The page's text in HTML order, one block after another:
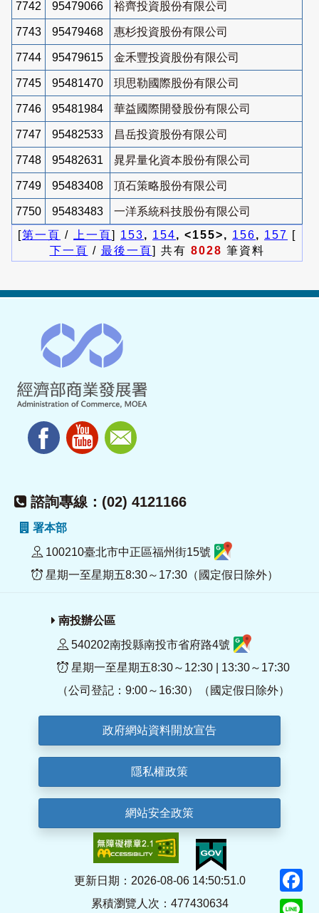
7742 95479066 裕齊投資股份有限公司
7743 95479468 惠杉投資股份有限公司
7744 95479615 金禾豐投資股份有限公司
7745 95481470 珼思勒國際股份有限公司
7746 95481984 華益國際開發股份有限公司
7747 95482533 昌岳投資股份有限公司
7748 95482631 晁昇量化資本股份有限公司
7749 95483408 頂石策略股份有限公司
7750 95483483
一洋系統科技股份有限公司
[第一頁 / 上一頁] 153, 154, <155>, 156, 157 [
下一頁 / 最後一頁] 共有 8028 筆資料
諮詢專線：(02) 4121166
署本部
100210臺北市中正區福州街15號
星期一至星期五8:30～17:30（國定假日除外）
南投辦公區
540202南投縣南投市省府路4號
星期一至星期五8:30～12:30 | 13:30～17:30
（公司登記：9:00～16:30）（國定假日除外）
政府網站資料開放宣告
隱私權政策
網站安全政策
更新日期：2026-08-06 14:50:51.0
累積瀏覽人次：477430634